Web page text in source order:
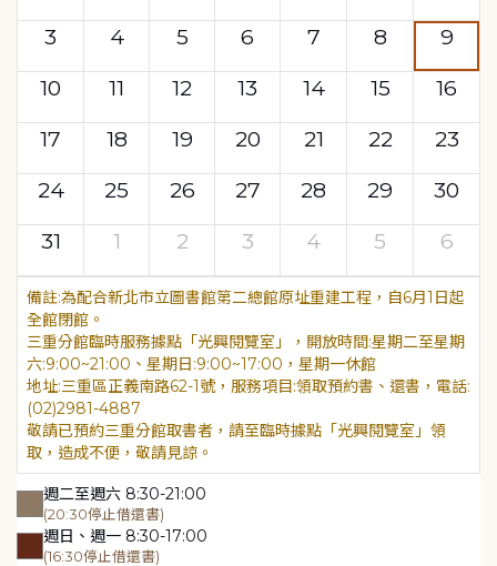
3
4 5 6 7 8
9
10
11 12 13 14 15
16
17
18 19 20 21 22
23
24
25 26 27 28 29
30
31
1 2 3 4 5 6
為配合新北市立圖書館第二總館原址重建工程，自6月1日起
全館閉館。
三重分館臨時服務據點「光興閱覽室」，開放時間:星期二至星期
六:9:00~21:00、星期日:9:00~17:00，星期一休館
地址:三重區正義南路62-1號，服務項目:領取預約書、還書，電話:
(02)2981-4887
敬請已預約三重分館取書者，請至臨時據點「光興閱覽室」領
取，造成不便，敬請見諒。
週二至週六 8:30-21:00
(20:30停止借還書)
週日、週一 8:30-17:00
(16:30停止借還書)